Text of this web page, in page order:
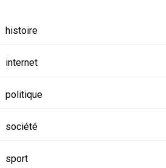
histoire
internet
politique
société
sport